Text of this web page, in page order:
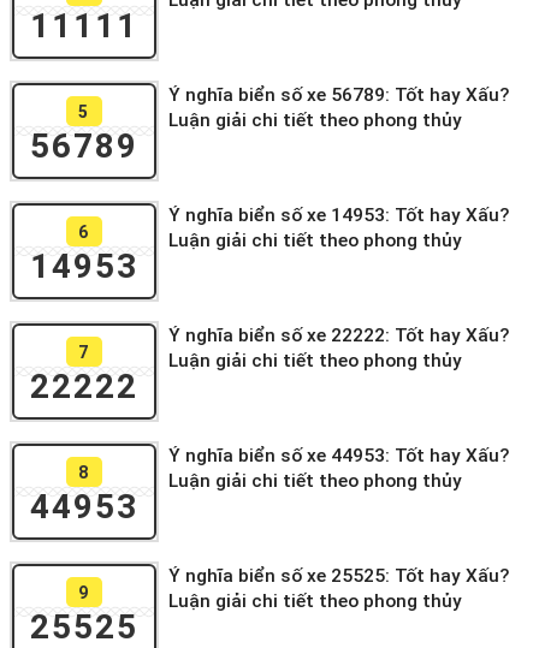
11111
5
56789
Ý nghĩa biển số xe 56789: Tốt hay Xấu?
Luận giải chi tiết theo phong thủy
6
14953
Ý nghĩa biển số xe 14953: Tốt hay Xấu?
Luận giải chi tiết theo phong thủy
7
22222
Ý nghĩa biển số xe 22222: Tốt hay Xấu?
Luận giải chi tiết theo phong thủy
8
44953
Ý nghĩa biển số xe 44953: Tốt hay Xấu?
Luận giải chi tiết theo phong thủy
9
25525
Ý nghĩa biển số xe 25525: Tốt hay Xấu?
Luận giải chi tiết theo phong thủy